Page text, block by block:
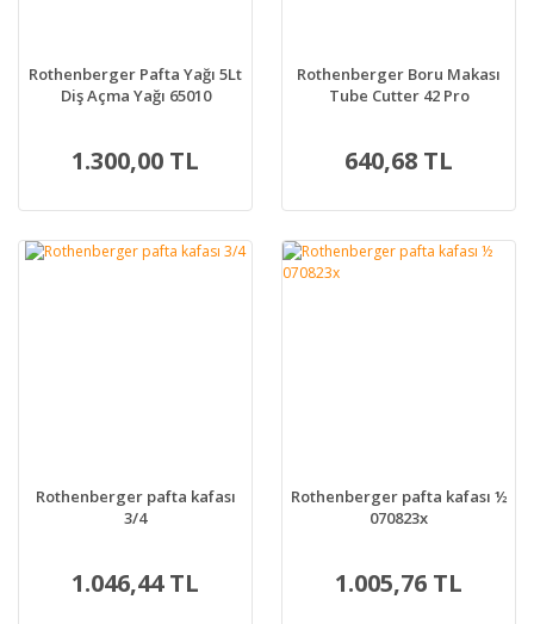
Rothenberger Pafta Yağı 5Lt
Diş Açma Yağı 65010
1.300,00 TL
Rothenberger Boru Makası
Tube Cutter 42 Pro
640,68 TL
Rothenberger pafta kafası
3/4
1.046,44 TL
Rothenberger pafta kafası ½
070823x
1.005,76 TL